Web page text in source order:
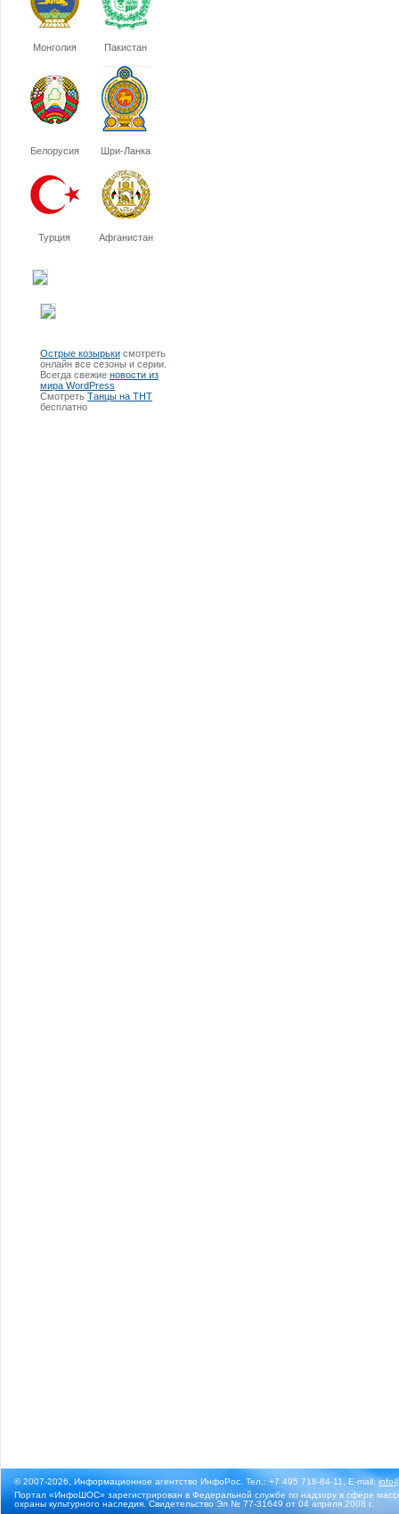
Монголия Пакистан
Белорусия Шри-Ланка
Турция Афганистан
Острые козырьки смотреть
онлайн все сезоны и серии.
Всегда свежие новости из
мира WordPress
Смотреть Танцы на ТНТ
бесплатно
© 2007-2026, Информационное агентство ИнфоРос. Тел.: +7 495 718-84-11, E-mail:
Портал «ИнфоШОС» зарегистрирован в Федеральной службе по надзору в сфере
охраны культурного наследия. Свидетельство Эл № 77-31649 от 04 апреля 2008 г.